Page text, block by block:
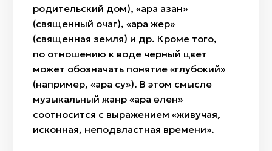
родительский дом), «қара қазан»
(священный очаг), «қара жер»
(священная земля) и др. Кроме того,
по отношению к воде черный цвет
может обозначать понятие «глубокий»
(например, «қара су»). В этом смысле
музыкальный жанр «қара өлен»
соотносится с выражением «живучая,
исконная, неподвластная времени».